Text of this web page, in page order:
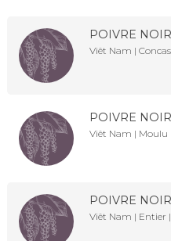
POIVRE
Viêt Nam |
POIVRE
Viêt Nam | Moulu
POIVRE
Viêt Nam | Entier